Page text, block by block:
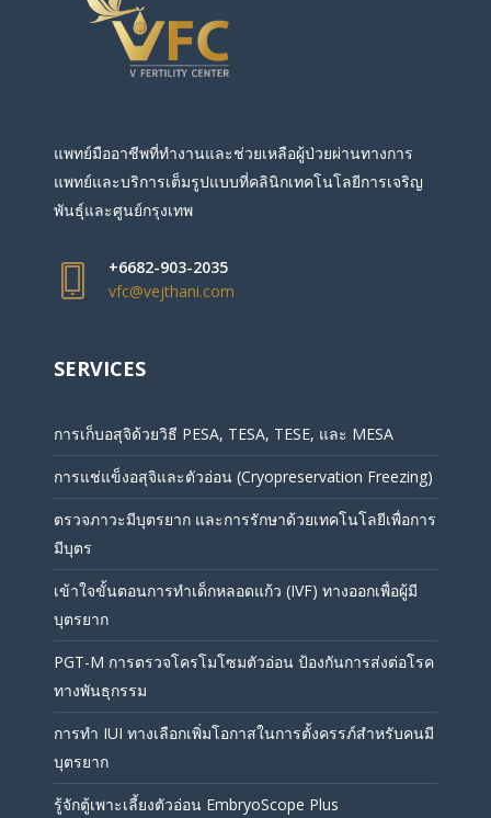
แพทย์มืออาชีพที่ทำงานและช่วยเหลือผู้ป่วยผ่านทางการ
แพทย์และบริการเต็มรูปแบบที่คลินิกเทคโนโลยีการเจริญ
พันธุ์และศูนย์กรุงเทพ
+6682-903-2035
vfc@vejthani.com
SERVICES
การเก็บอสุจิด้วยวิธี PESA, TESA, TESE, และ MESA
การแช่แข็งอสุจิและตัวอ่อน (Cryopreservation Freezing)
ตรวจภาวะมีบุตรยาก และการรักษาด้วยเทคโนโลยีเพื่อการ
มีบุตร
เข้าใจขั้นตอนการทำเด็กหลอดแก้ว (IVF) ทางออกเพื่อผู้มี
บุตรยาก
PGT-M การตรวจโครโมโซมตัวอ่อน ป้องกันการส่งต่อโรค
ทางพันธุกรรม
การทำ IUI ทางเลือกเพิ่มโอกาสในการตั้งครรภ์สำหรับคนมี
บุตรยาก
รู้จักตู้เพาะเลี้ยงตัวอ่อน EmbryoScope Plus